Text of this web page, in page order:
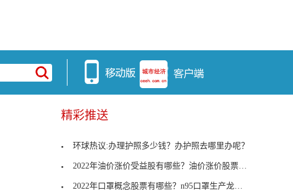
精彩推送
环球热议:办理护照多少钱？办护照去哪里办呢？
2022年油价涨价受益股有哪些？油价涨价股票会涨吗？
2022年口罩概念股票有哪些？n95口罩生产龙头有哪些？